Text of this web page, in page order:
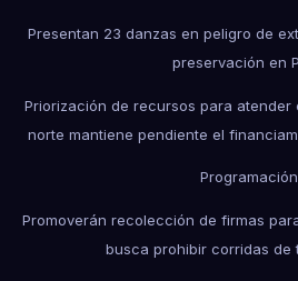
Presentan 23 danzas en peligro de
preservación en
Priorización de recursos para atender
norte mantiene pendiente el
Programación
Promoverán recolección de firmas
busca prohibir corridas de